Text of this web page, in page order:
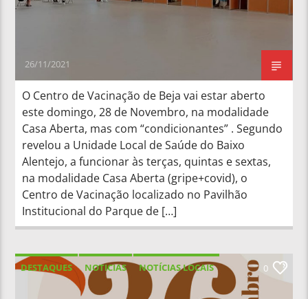
26/11/2021
O Centro de Vacinação de Beja vai estar aberto
este domingo, 28 de Novembro, na modalidade
Casa Aberta, mas com “condicionantes” . Segundo
revelou a Unidade Local de Saúde do Baixo
Alentejo, a funcionar às terças, quintas e sextas,
na modalidade Casa Aberta (gripe+covid), o
Centro de Vacinação localizado no Pavilhão
Institucional do Parque de […]
DESTAQUES NOTICIAS
NOTÍCIAS LOCAIS
NOTÍCIAS NACIONAIS
0